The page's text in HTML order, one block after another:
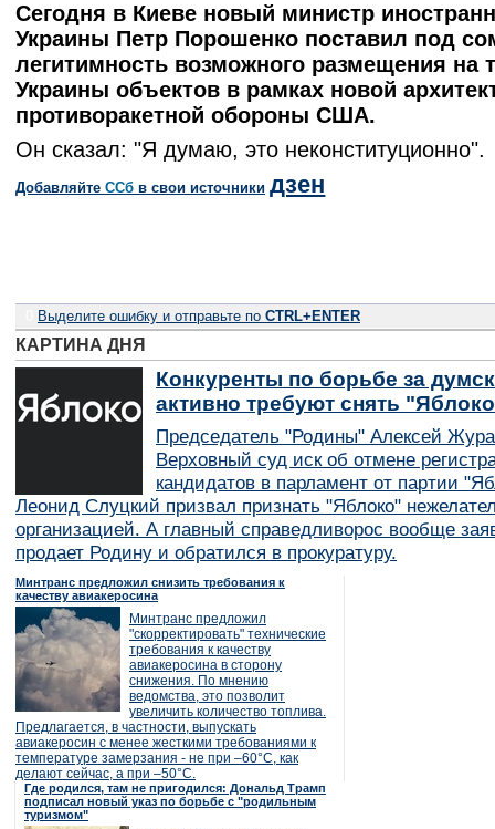
Сегодня в Киеве новый министр
Украины Петр Порошенко поставил под
легитимность возможного размещения на
Украины объектов в рамках новой
противоракетной обороны США.
Он сказал: "Я думаю, это неконституционно".
Добавляйте CСб в свои источники дзен
Выделите ошибку и отправьте по CTRL+ENTER
КАРТИНА ДНЯ
Конкуренты по борьбе за
активно требуют снять
Председатель "Родины" Алексей
Верховный суд иск об отмене
кандидатов в парламент от партии
Леонид Слуцкий призвал признать "Яблоко"
организацией. А главный справедливорос вообще
продает Родину и обратился в прокуратуру.
Минтранс предложил снизить требования к
качеству авиакеросина
Минтранс предложил
"скорректировать" технические
требования к качеству
авиакеросина в сторону
снижения. По мнению
ведомства, это позволит
увеличить количество топлива.
Предлагается, в частности, выпускать
авиакеросин с менее жесткими требованиями к
температуре замерзания - не при –60°C, как
делают сейчас, а при –50°C.
Где родился, там не пригодился: Дональд Трамп
подписал новый указ по борьбе с "родильным
туризмом"